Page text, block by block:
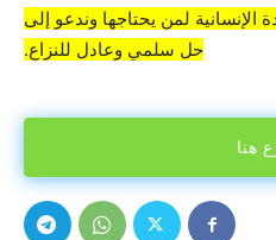
الإنسانية لمن يحتاجها وندعو إلى
حل سلمي وعادل للنزاع.
هنا